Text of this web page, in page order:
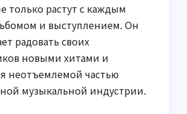
только растут с каждым
и выступлением. Он
радовать своих
новыми хитами и
неотъемлемой частью
музыкальной индустрии.